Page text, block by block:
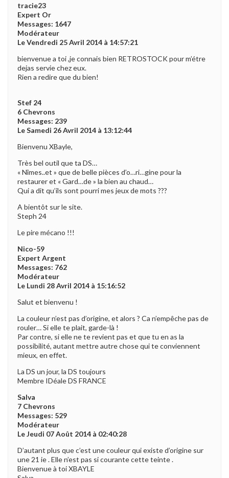
tracie23
Expert Or
Messages: 1647
Modérateur
Le Vendredi 25 Avril 2014 à 14:57:21
bienvenue a toi ,je connais bien RETROSTOCK pour m’étre
dejas servie chez eux.
Rien a redire que du bien!
Stef 24
6 Chevrons
Messages: 239
Le Samedi 26 Avril 2014 à 13:12:44
Bienvenu XBayle,
Très bel outil que ta DS…
« Nîmes..et » que de belle pièces d’o…ri…gine pour la
restaurer et « Gard…de » la bien au chaud…
Qui a dit qu’ils sont pourri mes jeux de mots ???
A bientôt sur le site.
Steph 24
Le pire mécano !!!
Nico-59
Expert Argent
Messages: 762
Modérateur
Le Lundi 28 Avril 2014 à 15:16:52
Salut et bienvenu !
La couleur n’est pas d’origine, et alors ? Ca n’empêche pas de
rouler… Si elle te plait, garde-là !
Par contre, si elle ne te revient pas et que tu en as la
possibilité, autant mettre autre chose qui te conviennent
mieux, en effet.
La DS un jour, la DS toujours
Membre IDéale DS FRANCE
Salva
7 Chevrons
Messages: 529
Modérateur
Le Jeudi 07 Août 2014 à 02:40:28
D’autant plus que c’est une couleur qui existe d’origine sur
une 21 ie . Elle n’est pas si courante cette teinte .
Bienvenue à toi XBAYLE